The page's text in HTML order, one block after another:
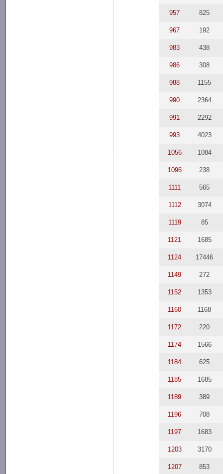
957 825
967 192
983 438
986 308
988 1155
990 2364
991 2292
993 4023
1056 1084
1096 238
1111 565
1112 3074
1119 85
1121 1685
1124 17446
1149 272
1152 1353
1160 1168
1172 220
1174 1566
1184 625
1185 1685
1189 389
1196 708
1197 1683
1203 3170
1207 853